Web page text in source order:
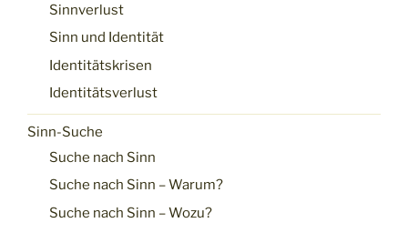
Sinnverlust
Sinn und Identität
Identitätskrisen
Identitätsverlust
Sinn-Suche
Suche nach Sinn
Suche nach Sinn – Warum?
Suche nach Sinn – Wozu?